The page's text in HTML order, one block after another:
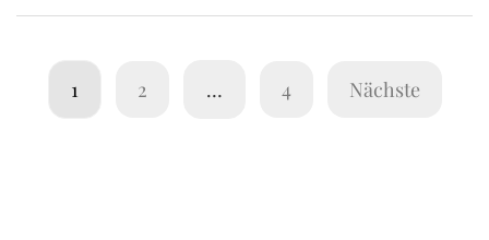
1 2 … 4 Nächste